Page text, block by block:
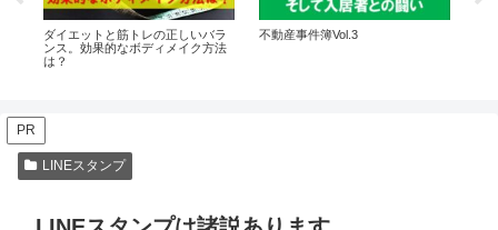
ダイエットと筋トレの正しいバラ
ンス。効果的なボディメイク方法
は？
不動産事件簿Vol.3
PR
LINEスタンプ